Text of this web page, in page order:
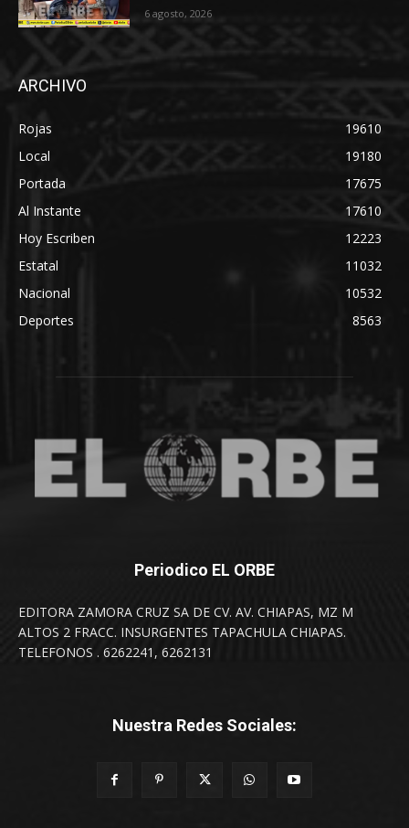
6 agosto, 2026
ARCHIVO
Rojas
19610
Local
19180
Portada
17675
Al Instante
17610
Hoy Escriben
12223
Estatal
11032
Nacional
10532
Deportes
8563
Periodico EL ORBE
EDITORA ZAMORA CRUZ SA DE CV. AV. CHIAPAS, MZ M
ALTOS 2 FRACC. INSURGENTES TAPACHULA CHIAPAS.
TELEFONOS . 6262241, 6262131
Nuestra Redes Sociales: